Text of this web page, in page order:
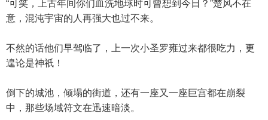
“可笑，上古年间你们血洗地球时可曾想到今日？”楚风不在
意，混沌宇宙的人再强大也过不来。
不然的话他们早驾临了，上一次小圣罗雍过来都很吃力，更
遑论是神祇！
倒下的城池，倾塌的街道，还有一座又一座巨宫都在崩裂
中，那些场域符文在迅速暗淡。